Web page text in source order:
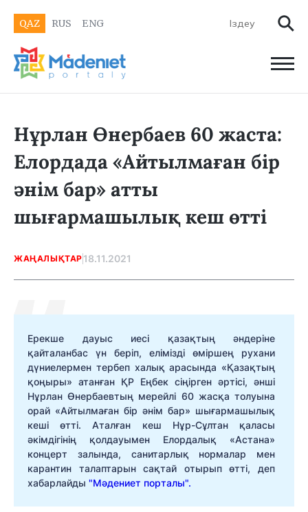
QAZ RUS ENG
Нұрлан Өнербаев 60 жаста:
Елордада «Айтылмаған бір
әнім бар» атты
шығармашылық кеш өтті
ЖАҢАЛЫҚТАР 18.11.2021
Ерекше дауыс иесі қазақтың әндеріне
қайталанбас үн беріп, елімізді өміршең рухани
дүниелермен тербеп халық арасында «Қазақтың
қоңыры» атанған ҚР Еңбек сіңірген әртісі, әнші
Нұрлан Өнербаевтың мерейлі 60 жасқа толуына
орай «Айтылмаған бір әнім бар» шығармашылық
кеші өтті. Аталған кеш Нұр-Сұлтан қаласы
әкімдігінің қолдауымен Елордалық «Астана»
концерт залында, санитарлық нормалар мен
карантин талаптарын сақтай отырып өтті, деп
хабарлайды "Мәдениет порталы".